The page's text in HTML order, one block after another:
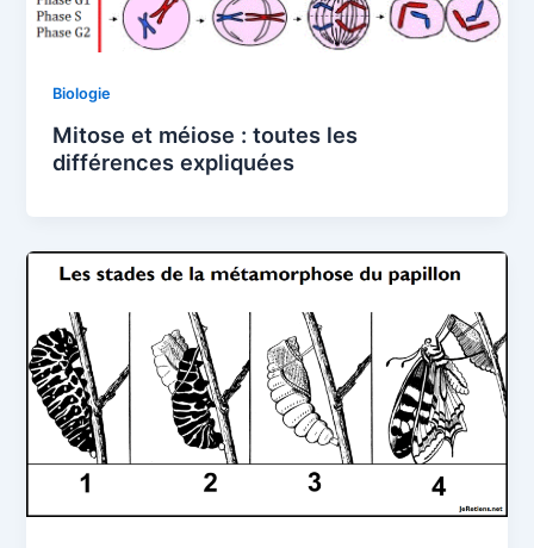
Biologie
Mitose et méiose : toutes les
différences expliquées